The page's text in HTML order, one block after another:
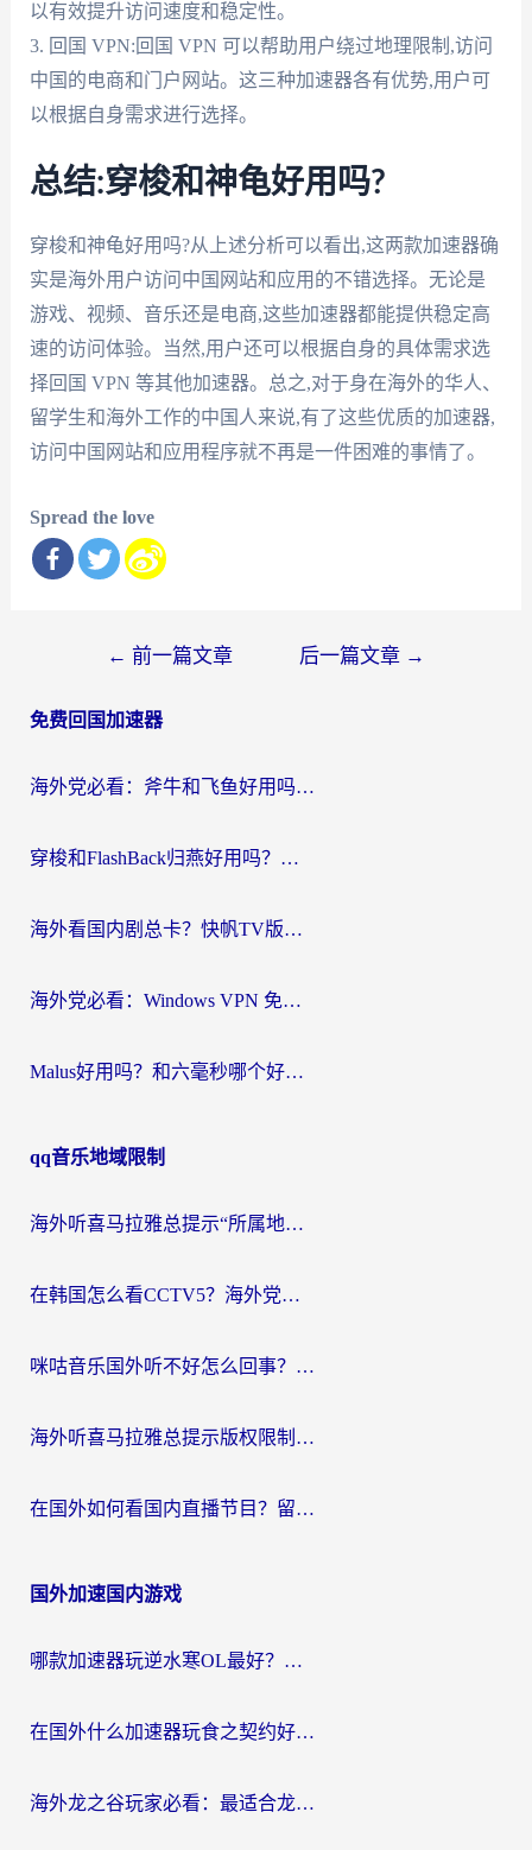
以有效提升访问速度和稳定性。
3. 回国 VPN:回国 VPN 可以帮助用户绕过地理限制,访问
中国的电商和门户网站。这三种加速器各有优势,用户可
以根据自身需求进行选择。
总结:穿梭和神龟好用吗?
穿梭和神龟好用吗?从上述分析可以看出,这两款加速器确
实是海外用户访问中国网站和应用的不错选择。无论是
游戏、视频、音乐还是电商,这些加速器都能提供稳定高
速的访问体验。当然,用户还可以根据自身的具体需求选
择回国 VPN 等其他加速器。总之,对于身在海外的华人、
留学生和海外工作的中国人来说,有了这些优质的加速器,
访问中国网站和应用程序就不再是一件困难的事情了。
Spread the love
导
← 前一篇文章 后一篇文章 →
免费回国加速器
海外党必看：斧牛和飞鱼好用吗？3步选对回国加速器，无缝刷剧玩国服
穿梭和FlashBack归燕好用吗？海外党亲测3款热门回国加速器，教你选对不踩坑
海外看国内剧总卡？快帆TV版VPN好用吗？和快滚VPN对比哪个回国效果更好？
海外党必看：Windows VPN 免费？别踩坑！教你选对好用的国内加速器无缝回国
Malus好用吗？和六毫秒哪个好？海外党选回国加速器的避坑指南
qq音乐地域限制
海外听喜马拉雅总提示“所属地区暂时无版权”？这个限制解除方法亲测有效！
在韩国怎么看CCTV5？海外党体育赛事+中文解说观看终极指南
咪咕音乐国外听不好怎么回事？海外党听歌自由的终极解决方案来了
海外听喜马拉雅总提示版权限制？3步解决+2个音乐平台问题全攻略
在国外如何看国内直播节目？留学生亲测有效的追剧加速指南
国外加速国内游戏
哪款加速器玩逆水寒OL最好？海外党实测后的终极选择指南
在国外什么加速器玩食之契约好用？海外党亲测有效的国服游戏加速指南
海外龙之谷玩家必看：最适合龙之谷的加速器，解决延迟卡顿还能畅玩幻书启示录和梦幻西游？